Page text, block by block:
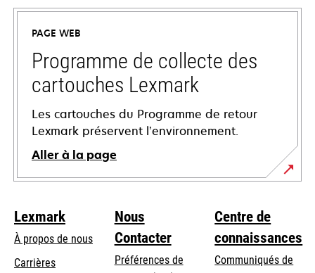
dans
nouvel
onglet
PAGE WEB
Programme de collecte des
cartouches Lexmark
Les cartouches du Programme de retour
Lexmark préservent l’environnement.
Aller à la page
Lexmark
À propos de nous
Carrières
Nous
Contacter
Préférences de
Centre de
connaissances
Communiqués de